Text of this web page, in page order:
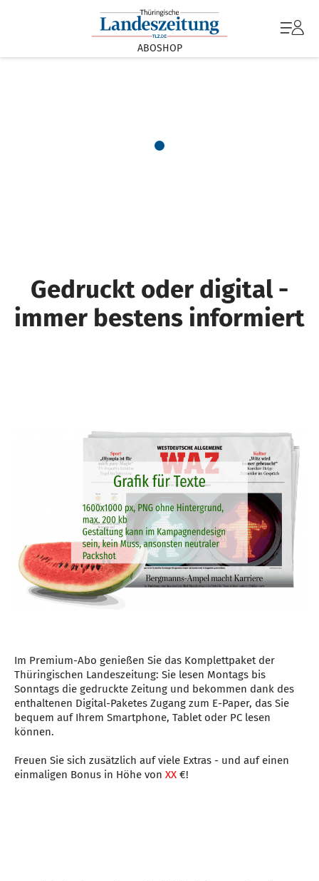
ABOSHOP
Gedruckt oder digital -
immer bestens informiert
Im Premium-Abo genießen Sie das Komplettpaket der
Thüringischen Landeszeitung: Sie lesen Montags bis
Sonntags die gedruckte Zeitung und bekommen dank des
enthaltenen Digital-Paketes Zugang zum E-Paper, das Sie
bequem auf Ihrem Smartphone, Tablet oder PC lesen
können.
Freuen Sie sich zusätzlich auf viele Extras - und auf einen
einmaligen Bonus in Höhe von XX €!